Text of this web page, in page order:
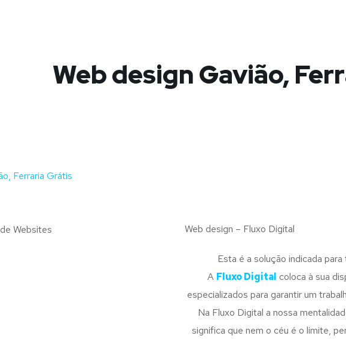
Web design Gavião,
Ferraria Grátis
Web design – Fluxo Digital
Esta é a solução indicada
A Fluxo Digital coloca à sua
especializados para garantir um
Na Fluxo Digital a nossa
significa que nem o céu é o limite,